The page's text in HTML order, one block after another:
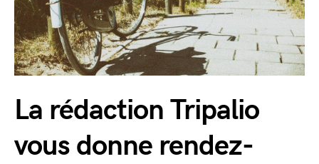
La rédaction Tripalio
vous donne rendez-